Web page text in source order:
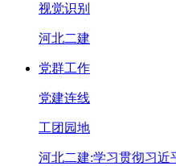
视觉识别
河北二建
党群工作
党建连线
工团园地
河北二建:学习贯彻习近